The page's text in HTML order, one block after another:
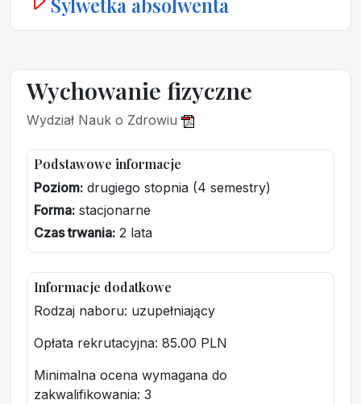
Sylwetka absolwenta
Wychowanie fizyczne
Wydział Nauk o Zdrowiu
Podstawowe informacje
Poziom: drugiego stopnia (4 semestry)
Forma: stacjonarne
Czas trwania: 2 lata
Informacje dodatkowe
Rodzaj naboru: uzupełniający
Opłata rekrutacyjna: 85.00 PLN
Minimalna ocena wymagana do
zakwalifikowania: 3